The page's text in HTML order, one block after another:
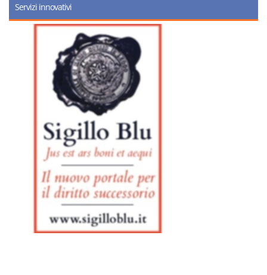
Servizi innovativi